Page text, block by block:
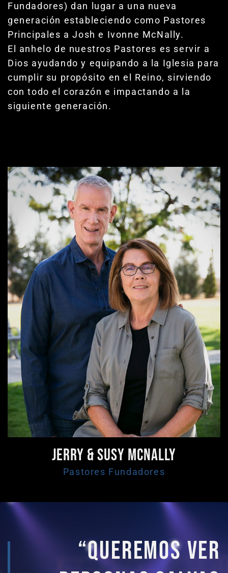
Fundadores) dan lugar a una nueva
generación estableciendo como Pastores
Principales a Josh e Ivonne McNally.
El anhelo de nuestros Pastores es servir a
Dios ayudando y equipando a la Iglesia para
cumplir su propósito en el Reino, sirviendo
con todo el corazón e impactando a la
siguiente generación.
Jerry & Susy McNally
Pastores Fundadores
“Queremos ver